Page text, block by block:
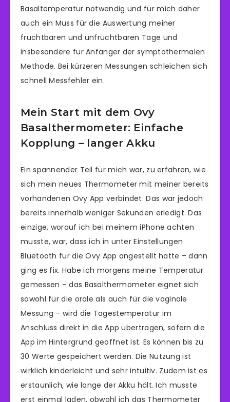
Basaltemperatur notwendig und für mich daher
auch ein Muss für die Auswertung meiner
fruchtbaren und unfruchtbaren Tage und
insbesondere für Anfänger der symptothermalen
Methode. Bei kürzeren Messungen schleichen sich
schnell Messfehler ein.
Mein Start mit dem Ovy
Basalthermometer: Einfache
Kopplung – langer Akku
Ein spannender Teil für mich war, zu erfahren, wie
sich mein neues Thermometer mit meiner bereits
vorhandenen Ovy App verbindet. Das war jedoch
bereits innerhalb weniger Sekunden erledigt. Das
einzige, worauf ich bei meinem iPhone achten
musste, war, dass ich in unter Einstellungen
Bluetooth für die Ovy App angestellt hatte – dann
ging es fix. Habe ich morgens meine Temperatur
gemessen – das Basalthermometer eignet sich
sowohl für die orale als auch für die vaginale
Messung – wird die Tagestemperatur im
Anschluss direkt in die App übertragen, sofern die
App im Hintergrund geöffnet ist. Es können bis zu
30 Werte gespeichert werden. Die Nutzung ist
wirklich kinderleicht und sehr intuitiv. Zudem ist es
erstaunlich, wie lange der Akku hält. Ich musste
erst einmal laden, obwohl ich das Thermometer